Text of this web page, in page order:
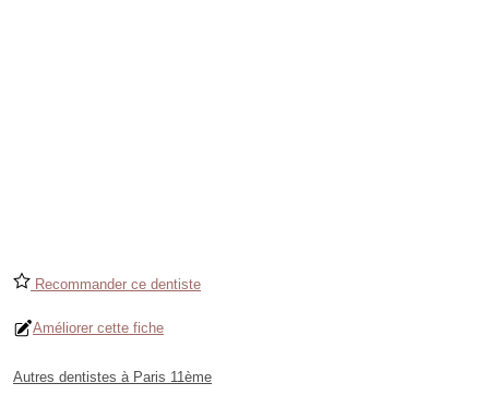
Recommander ce dentiste
Améliorer cette fiche
Autres dentistes à Paris 11ème